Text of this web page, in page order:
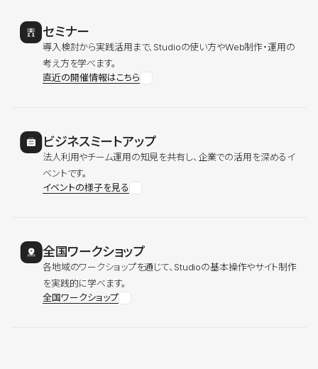
セミナー
導入検討から実践活用まで、Studioの使い方やWeb制作・運用の
考え方を学べます。
直近の開催情報はこちら
ビジネスミートアップ
法人利用やチーム運用の知見を共有し、企業での活用を深めるイ
ベントです。
イベントの様子を見る
全国ワークショップ
各地域のワークショップを通じて、Studioの基本操作やサイト制作
を実践的に学べます。
全国ワークショップ